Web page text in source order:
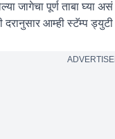
जागेचा पूर्ण ताबा घ्या
आम्ही स्टॅम्प